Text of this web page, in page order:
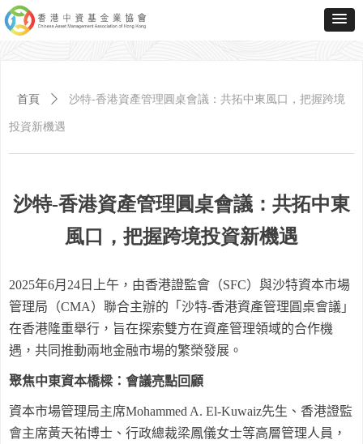
沙特-香港資產管理圓桌會議：共拓中東
風口，把握跨境投資新機遇
2025年6月 24 日上午，由香港證監會（SFC）與沙特資本市場
管理局（CMA）聯合主辦的「沙特-香港資產管理圓桌會議」
在香港隆重舉行，旨在探索雙方在資產管理領域的合作機
遇，共同推動兩地金融市場的繁榮發展。
聚焦中東資本橋樑：會議亮點回顧
資本市場管理局主席Mohammed A. El-Kuwaiz先生、香港證監
會主席黃天祐博士、行政總裁梁鳳儀女士等高層管理人員，
首頁 ꄲ 沙特-香港資產管理圓桌會議：共拓中東風口，把握跨境
投資新機遇